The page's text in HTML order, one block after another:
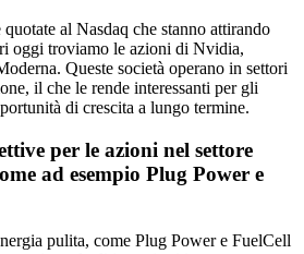
al Nasdaq che stanno attirando
oggi troviamo le azioni di Nvidia,
Queste società operano in settori
il che le rende interessanti per gli
di crescita a lungo termine.
per le azioni nel settore
ad esempio Plug Power e
pulita, come Plug Power e FuelCell